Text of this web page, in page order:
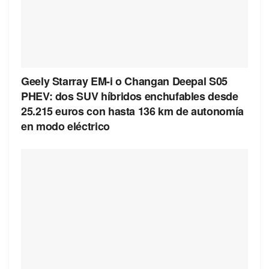
Geely Starray EM-i o Changan Deepal S05
PHEV: dos SUV híbridos enchufables desde
25.215 euros con hasta 136 km de autonomía
en modo eléctrico